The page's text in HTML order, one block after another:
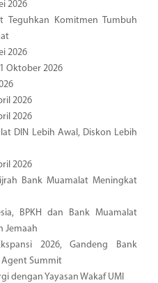
2026
Teguhkan Komitmen Tumbuh
2026
Oktober 2026
2026
2026
DIN Lebih Awal, Diskon Lebih
2026
Bank Muamalat Meningkat
BPKH dan Bank Muamalat
Jemaah
2026, Gandeng Bank
Agent Summit
dengan Yayasan Wakaf UMI